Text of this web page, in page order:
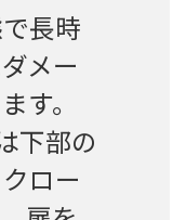
長時
メー
す。
下部の
ロー